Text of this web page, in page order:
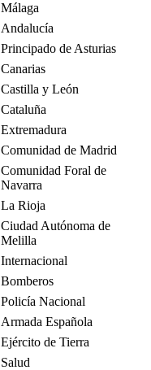
Málaga
Andalucía
Principado de Asturias
Canarias
Castilla y León
Cataluña
Extremadura
Comunidad de Madrid
Comunidad Foral de
Navarra
La Rioja
Ciudad Autónoma de
Melilla
Internacional
Bomberos
Policía Nacional
Armada Española
Ejército de Tierra
Salud